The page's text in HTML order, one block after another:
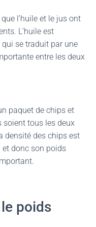
l’huile et le jus ont
L’huile est
se traduit par une
entre les deux
paquet de chips et
soient tous les deux
densité des chips est
et donc son poids
poids